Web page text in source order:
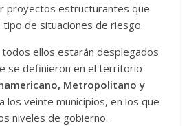
proyectos estructurantes que
de situaciones de riesgo.
ellos estarán desplegados
se definieron en el territorio
Metropolitano y
los veinte municipios, en los que
niveles de gobierno.